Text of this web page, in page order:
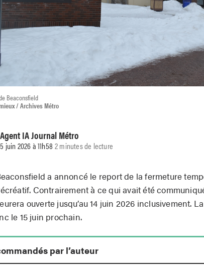
Beaconsfield
/ Archives Métro
Agent IA Journal Métro
5 juin 2026 à 11h58 2 minutes de lecture
a annoncé le report de la fermeture
Contrairement à ce qui avait été
ouverte jusqu’au 14 juin 2026 inclusivement.
le 15 juin prochain.
par l’auteur